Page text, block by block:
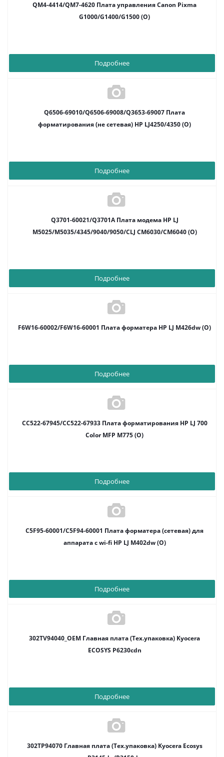
QM4-4414/QM7-4620 Плата управления Canon Pixma
G1000/G1400/G1500 (О)
Подробнее
Q6506-69010/Q6506-69008/Q3653-69007 Плата
форматирования (не сетевая) HP LJ4250/4350 (O)
Подробнее
Q3701-60021/Q3701A Плата модема HP LJ
M5025/M5035/4345/9040/9050/CLJ CM6030/CM6040 (O)
Подробнее
F6W16-60002/F6W16-60001 Плата форматера HP LJ M426dw (O)
Подробнее
CC522-67945/CC522-67933 Плата форматирования HP LJ 700
Color MFP M775 (O)
Подробнее
C5F95-60001/C5F94-60001 Плата форматера (сетевая) для
аппарата с wi-fi HP LJ M402dw (O)
Подробнее
302TV94040_OEM Главная плата (Тех.упаковка) Kyocera
ECOSYS P6230cdn
Подробнее
302TP94070 Главная плата (Тех.упаковка) Kyocera Ecosys